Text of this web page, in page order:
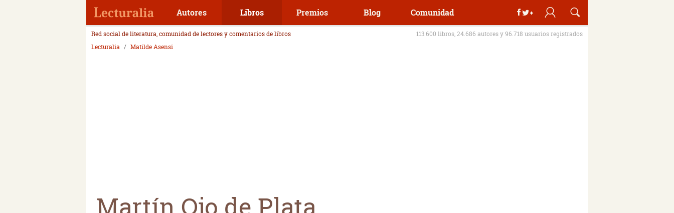
Autores Libros Premios Blog Comunidad
Red social de literatura, comunidad de lectores y comentarios de libros
113.600 libros, 24.686 autores y 96.718 usuarios registrados
Lecturalia
Matilde Asensi